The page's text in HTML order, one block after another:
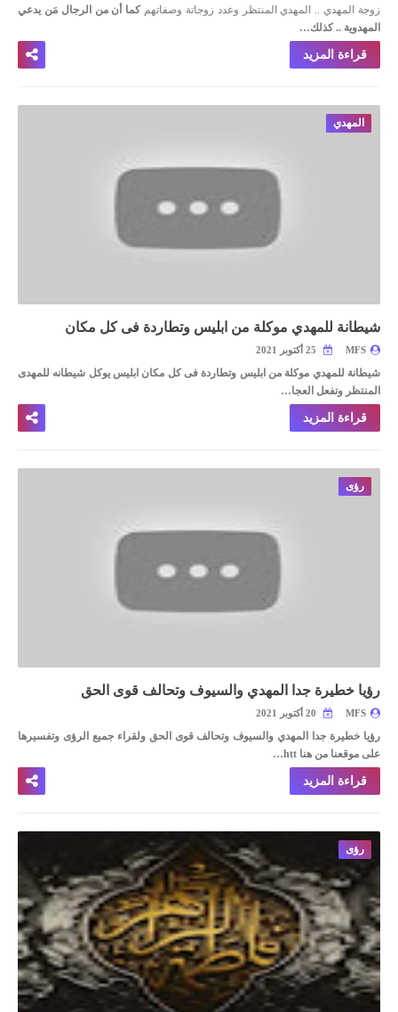
زوجة المهدي .. المهدي المنتظر وعدد زوجاتة وصفاتهمكما أن من الرجال مَن يدعي
المهدوية .. كذلك…
قراءة المزيد
المهدي
شيطانة للمهدي موكلة من ابليس وتطاردة فى كل مكان
MFS
شيطانة للمهدي موكلة من ابليس وتطاردة فى كل مكان ابليس يوكل شيطانه للمهدى
المنتظر وتفعل العجا…
قراءة المزيد
رؤى
رؤيا خطيرة جدا المهدي والسيوف وتحالف قوى الحق
MFS
رؤيا خطيرة جدا المهدي والسيوف وتحالف قوى الحق ولقراء جميع الرؤى وتفسيرها
على موقعنا من هنا htt…
قراءة المزيد
رؤى